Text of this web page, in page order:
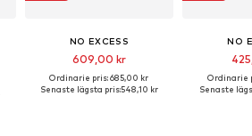
NO EXCESS
609,00 kr
Ordinarie pris: 685,00 kr
Senaste lägsta pris:548,10 kr
NO
Ordinarie
Senaste